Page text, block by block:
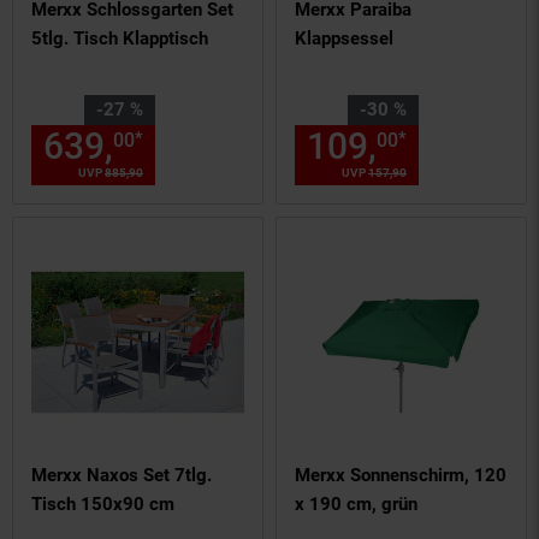
Merxx Schlossgarten Set
5tlg. Tisch Klapptisch
-27 %
Sie Sparen 27 Prozent,
UVP885,90
639,00* Aktueller Preis: 639,
Merxx Paraiba
Klappsessel
-30 %
Sie Sparen 30 Prozent,
UVP157,90
109,00*
Merxx Naxos Set 7tlg.
Tisch 150x90 cm
Merxx Sonnenschirm, 120
x 190 cm, grün